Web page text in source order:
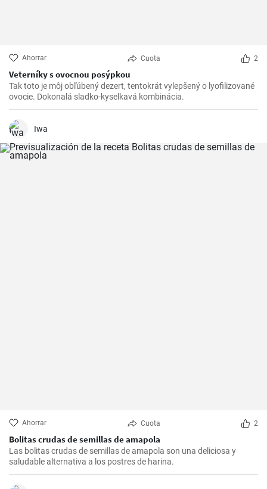
Ahorrar Cuota 2
Veterníky s ovocnou posýpkou
Tak toto je môj obľúbený dezert, tentokrát vylepšený o lyofilizované
ovocie. Dokonalá sladko-kyselkavá kombinácia.
Iwa
Ahorrar Cuota 2
Bolitas crudas de semillas de amapola
Las bolitas crudas de semillas de amapola son una deliciosa y
saludable alternativa a los postres de harina.